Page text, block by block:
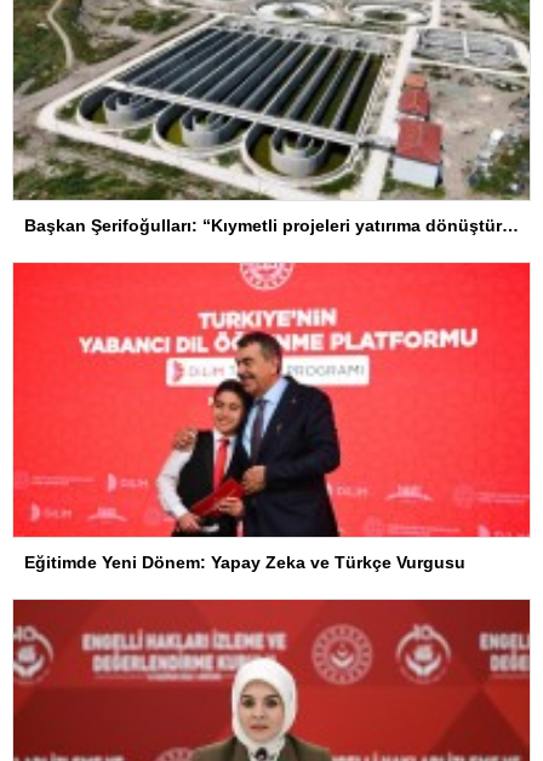
Başkan Şerifoğulları: “Kıymetli projeleri yatırıma dönüştürdük”
Eğitimde Yeni Dönem: Yapay Zeka ve Türkçe Vurgusu